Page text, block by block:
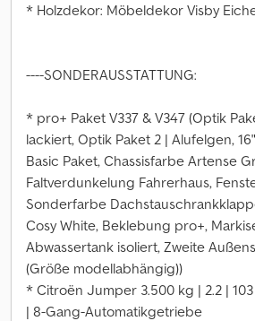
* Holzdekor: Möbeldekor Visby
----SONDERAUSSTATTUNG:
* pro+ Paket V337 & V347 (Optik
lackiert, Optik Paket 2 | Alufelgen,
Basic Paket, Chassisfarbe Artense
Faltverdunkelung Fahrerhaus,
Sonderfarbe
Cosy White, Beklebung pro+,
Abwassertank isoliert, Zweite
(Größe modellabhängig))
* Citroën Jumper 3.500 kg | 2.2 | 103
| 8-Gang-Automatikgetriebe